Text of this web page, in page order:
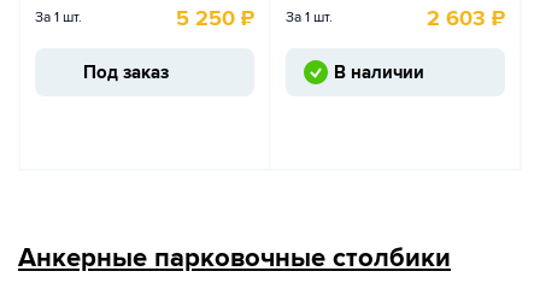
За 1 шт. 5 250 ₽
Под заказ
За 1 шт. 2 603 ₽
В наличии
Анкерные парковочные столбики